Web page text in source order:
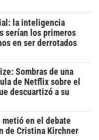
la inteligencia
serían los primeros
en ser derrotados
Sombras de una
de Netflix sobre el
descuartizó a su
en el debate
de Cristina Kirchner